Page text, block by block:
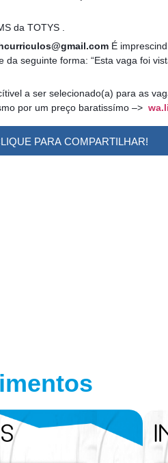
da TOTYS .
É
da seguinte forma: “Esta vaga foi
a ser selecionado(a) para as
por um preço baratissímo –>
PARA COMPARTILHAR!